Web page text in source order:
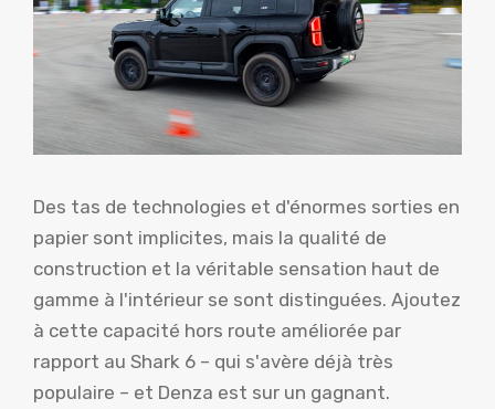
Des tas de technologies et d'énormes sorties en
papier sont implicites, mais la qualité de
construction et la véritable sensation haut de
gamme à l'intérieur se sont distinguées. Ajoutez
à cette capacité hors route améliorée par
rapport au Shark 6 – qui s'avère déjà très
populaire – et Denza est sur un gagnant.